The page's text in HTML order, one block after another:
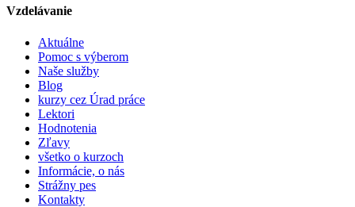
Vzdelávanie
Aktuálne
Pomoc s výberom
Naše služby
Blog
kurzy cez Úrad práce
Lektori
Hodnotenia
Zľavy
všetko o kurzoch
Informácie, o nás
Strážny pes
Kontakty